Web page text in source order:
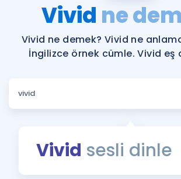
ÜYE DEĞİLİM
Faydalı Araçlar
Sözlük
Vivid ne
Vivid ne demek? Vivid ne
İngilizce örnek cümle. Vivid eş
Vivid sesli dinle